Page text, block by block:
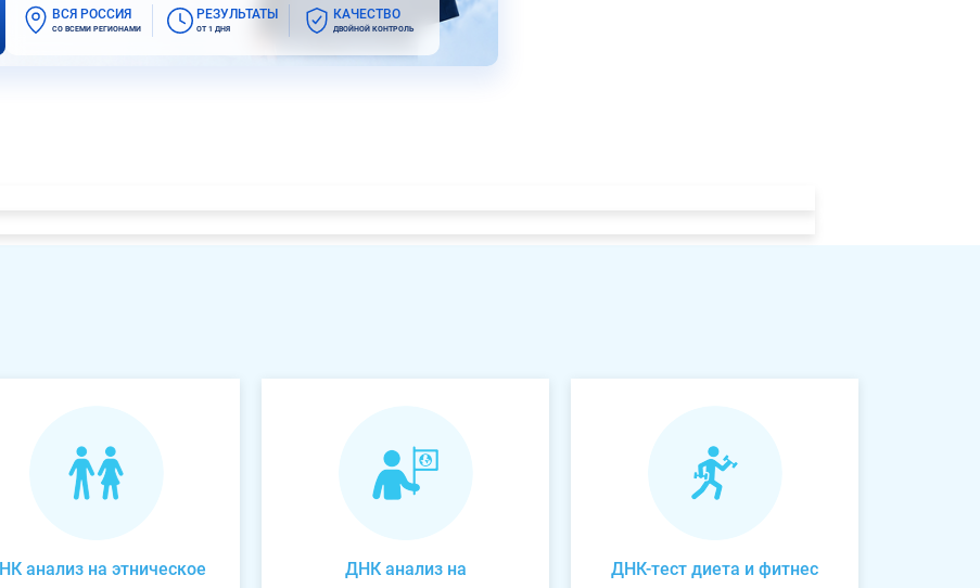
ВСЯ РОССИЯ
СО ВСЕМИ РЕГИОНАМИ
РЕЗУЛЬТАТЫ
ОТ 1 ДНЯ
КАЧЕСТВО
ДВОЙНОЙ КОНТРОЛЬ
анализ на этническое
ДНК анализ на
ДНК-тест диета и фитнес